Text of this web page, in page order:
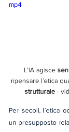
mp4
L’IA agisce
ripensare l’etica
strutturale -
Per secoli, l’etica
un presupposto